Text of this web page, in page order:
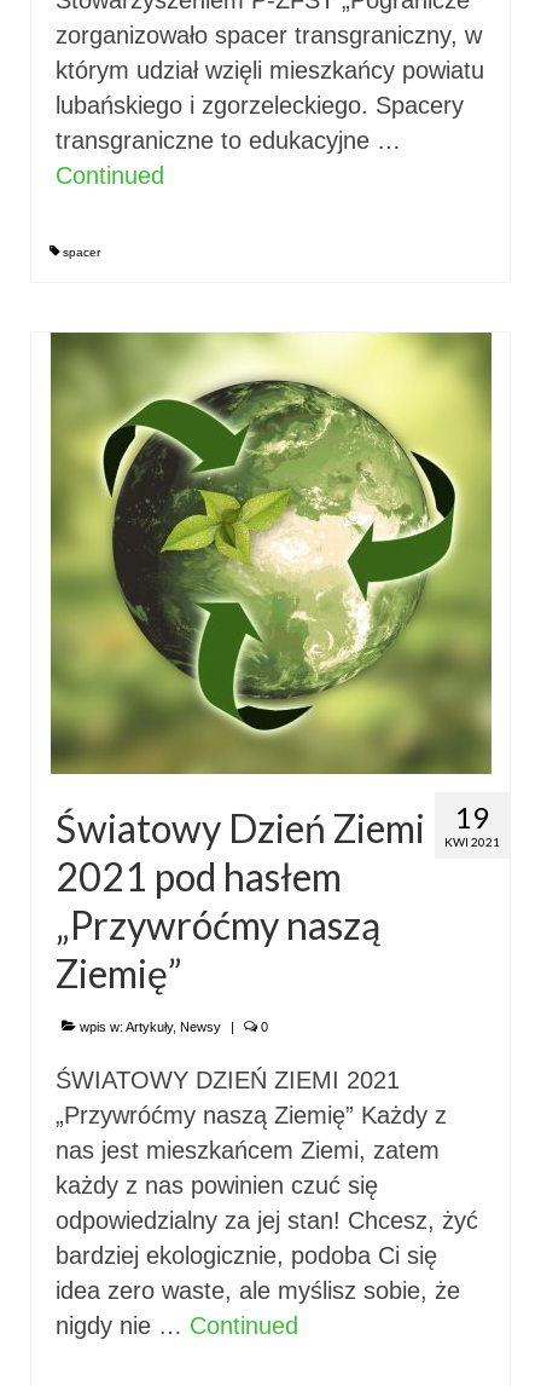
zorganizowało spacer transgraniczny, w
którym udział wzięli mieszkańcy powiatu
lubańskiego i zgorzeleckiego. Spacery
transgraniczne to edukacyjne …
Continued
spacer
19
KWI 2021
Światowy Dzień Ziemi
2021 pod hasłem
„Przywróćmy naszą
Ziemię”
wpis w: Artykuły, Newsy | 0
ŚWIATOWY DZIEŃ ZIEMI 2021
„Przywróćmy naszą Ziemię” Każdy z
nas jest mieszkańcem Ziemi, zatem
każdy z nas powinien czuć się
odpowiedzialny za jej stan! Chcesz, żyć
bardziej ekologicznie, podoba Ci się
idea zero waste, ale myślisz sobie, że
nigdy nie … Continued